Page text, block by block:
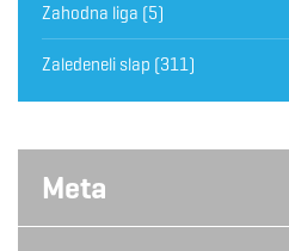
Zahodna liga (5)
Zaledeneli slap (311)
Meta